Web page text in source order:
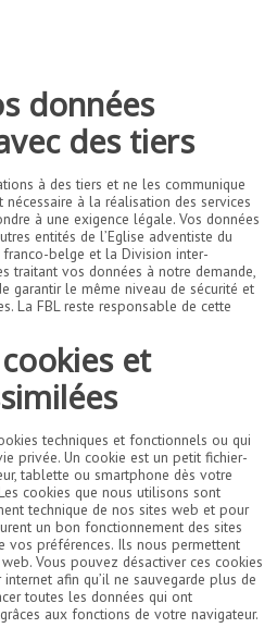
données
des tiers
à des tiers et ne les communique
nécessaire à la réalisation des services
à une exigence légale. Vos données
entités de l’Eglise adventiste du
belge et la Division inter-
traitant vos données à notre demande,
garantir le même niveau de sécurité et
La FBL reste responsable de cette
et
techniques et fonctionnels ou qui
privée. Un cookie est un petit fichier-
tablette ou smartphone dès votre
cookies que nous utilisons sont
technique de nos sites web et pour
un bon fonctionnement des sites
préférences. Ils nous permettent
Vous pouvez désactiver ces cookies
afin qu’il ne sauvegarde plus de
toutes les données qui ont
aux fonctions de votre navigateur.